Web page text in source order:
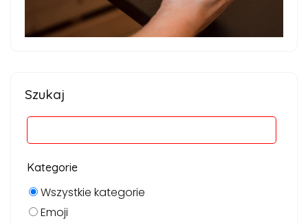
Szukaj
Kategorie
Wszystkie kategorie
Emoji